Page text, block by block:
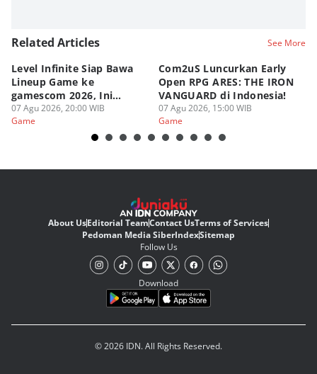
Related Articles See More
Level Infinite Siap Bawa
Lineup Game ke
gamescom 2026, Ini
Judulnya!
07 Agu 2026, 20:00 WIB
Game
Com2uS Luncurkan Early
Open RPG ARES: THE IRON
VANGUARD di Indonesia!
07 Agu 2026, 15:00 WIB
Game
About UsEditorial TeamContact UsTerms of Services
Pedoman Media SiberIndexSitemap
Follow Us
Download
© 2026 IDN. All Rights Reserved.